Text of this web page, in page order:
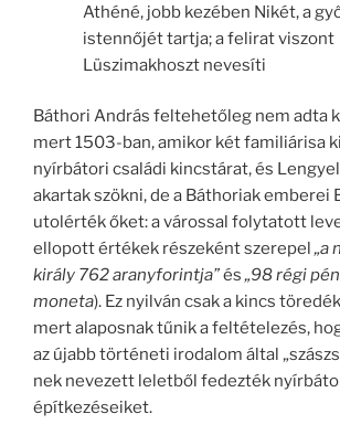
Athéné, jobb kezében Nikét, a
istennőjét tartja; a felirat viszont
Lüszimakhoszt nevesíti
Báthori András feltehetőleg nem adta
mert 1503-ban, amikor két familiárisa
nyírbátori családi kincstárat, és
akartak szökni, de a Báthoriak emberei
utolérték őket: a várossal folytatott
ellopott értékek részeként szerepel„a
király 762 aranyforintja”és„98 régi
moneta). Ez nyilván csak a kincs
mert alaposnak tűnik a feltételezés,
az újabb történeti irodalom által
nek nevezett leletből fedezték
építkezéseiket.